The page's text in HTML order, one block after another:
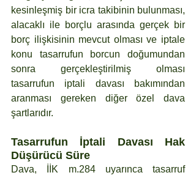
kesinleşmiş bir icra takibinin bulunması,
alacaklı ile borçlu arasında gerçek bir
borç ilişkisinin mevcut olması ve iptale
konu tasarrufun borcun doğumundan
sonra gerçekleştirilmiş olması
tasarrufun iptali davası bakımından
aranması gereken diğer özel dava
şartlarıdır.
Tasarrufun İptali Davası Hak
Düşürücü Süre
Dava, İİK m.284 uyarınca tasarruf